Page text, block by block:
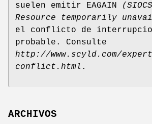
suelen emitir EAGAIN
Resource temporarily
el conflicto de
probable. Consulte
http://www.scyld.com/
conflict.html .
ARCHIVOS